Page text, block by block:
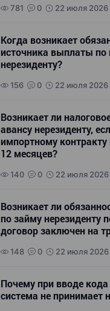
781 0 22 июля 2026
Когда возникает
источника выплаты
нерезиденту?
156 0 22 июля 2026
Возникает ли
авансу нерезиденту,
импортному контракту
12 месяцев?
140 0 22 июля 2026
Возникает ли
по займу нерезиденту
договор заключен на
148 0 22 июля 2026
Почему при вводе
система не принимает